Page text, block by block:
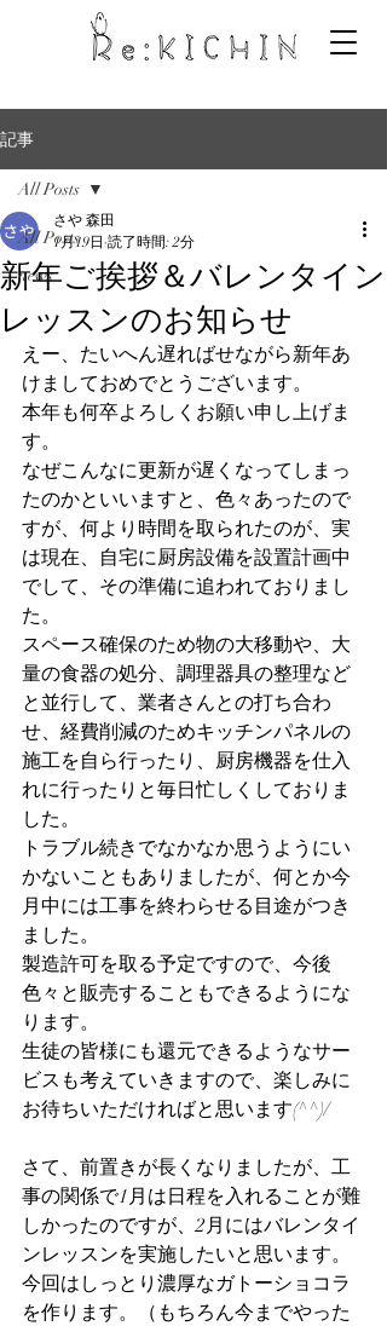
記事
All Posts
news
All Posts
新年ご挨拶＆バレンタイン
レッスンのお知らせ
さや 森田
1月19日 読了時間: 2分
えー、たいへん遅ればせながら新年あ
けましておめでとうございます。
本年も何卒よろしくお願い申し上げま
す。
なぜこんなに更新が遅くなってしまっ
たのかといいますと、色々あったので
すが、何より時間を取られたのが、実
は現在、自宅に厨房設備を設置計画中
でして、その準備に追われておりまし
た。
スペース確保のため物の大移動や、大
量の食器の処分、調理器具の整理など
と並行して、業者さんとの打ち合わ
せ、経費削減のためキッチンパネルの
施工を自ら行ったり、厨房機器を仕入
れに行ったりと毎日忙しくしておりま
した。
トラブル続きでなかなか思うようにい
かないこともありましたが、何とか今
月中には工事を終わらせる目途がつき
ました。
製造許可を取る予定ですので、今後
色々と販売することもできるようにな
ります。
生徒の皆様にも還元できるようなサー
ビスも考えていきますので、楽しみに
お待ちいただければと思います(^^)/
さて、前置きが長くなりましたが、工
事の関係で1月は日程を入れることが難
しかったのですが、2月にはバレンタイ
ンレッスンを実施したいと思います。
今回はしっとり濃厚なガトーショコラ
を作ります。（もちろん今までやった